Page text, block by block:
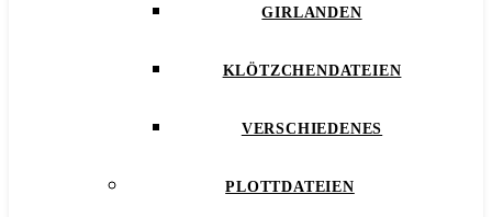
GIRLANDEN
KLÖTZCHENDATEIEN
VERSCHIEDENES
PLOTTDATEIEN